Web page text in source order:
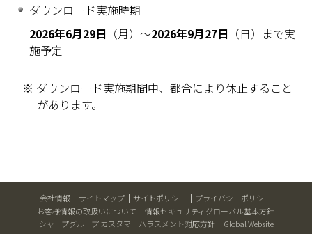
ダウンロード実施時期
2026年6月29日 （月）～2026年9月27日 （日）まで実
施予定
※ ダウンロード実施期間中、都合により休止すること
があります。
会社情報 サイトマップ サイトポリシー
プライバシーポリシー
お客様情報の取扱いについて
情報セキュリティグローバル基本方針
シャープグループ カスタマーハラスメント対応方針
Global Website